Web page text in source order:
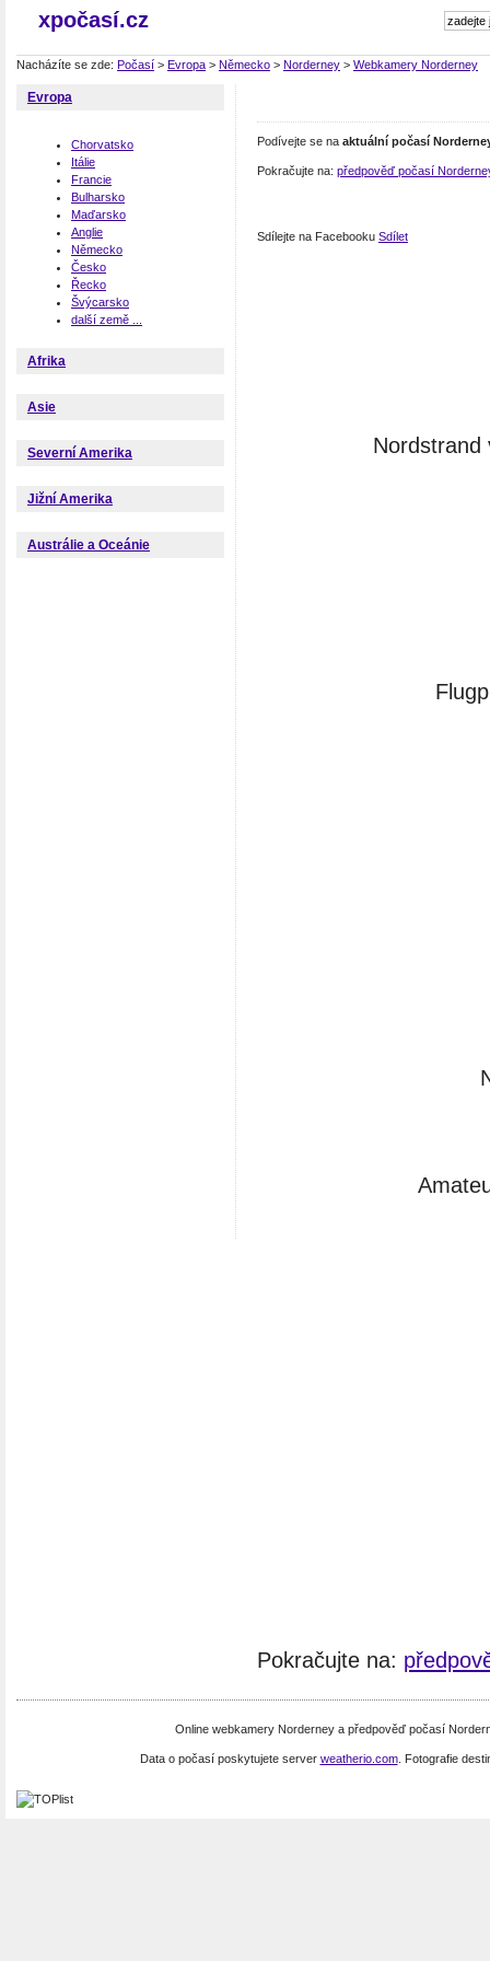
xpočasí.cz
Nacházíte se zde: Počasí > Evropa > Německo > Norderney > Webkamery Norderney
Evropa
Chorvatsko
Itálie
Francie
Bulharsko
Maďarsko
Anglie
Německo
Česko
Řecko
Švýcarsko
další země ...
Afrika
Asie
Severní Amerika
Jižní Amerika
Austrálie a Oceánie
Podívejte se na aktuální počasí
Pokračujte na: předpověď počasí
Sdílejte na Facebooku Sdílet
Nordstrand
Pokračujte na:
Online webkamery Norderney a předpověď počasí
Data o počasí poskytujete server weatherio.com. Fotografie